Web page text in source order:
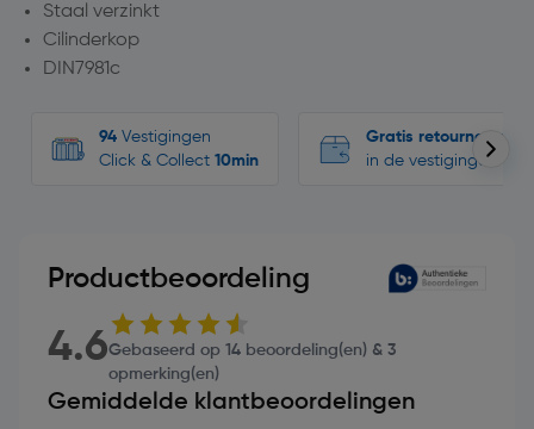
Staal verzinkt
Cilinderkop
DIN7981c
94 Vestigingen
Click & Collect 10min
Gratis retourneren
in de vestigingen
Productbeoordeling
4.6Gebaseerd op 14 beoordeling(en) & 3
opmerking(en)
Gemiddelde klantbeoordelingen